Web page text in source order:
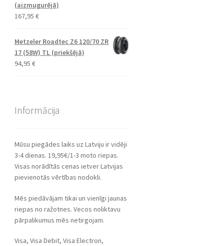
(aizmugurējā)
167,95 €
Metzeler Roadtec Z6 120/70 ZR
17 (58W) TL (priekšējā)
94,95 €
Informācija
Mūsu piegādes laiks uz Latviju ir vidēji
3-4 dienas. 19,95€/1-3 moto riepas.
Visas norādītās cenas ietver Latvijas
pievienotās vērtības nodokli.
Mēs piedāvājam tikai un vienīgi jaunas
riepas no ražotnes. Vecos noliktavu
pārpalikumus mēs netirgojam.
Visa, Visa Debit, Visa Electron,